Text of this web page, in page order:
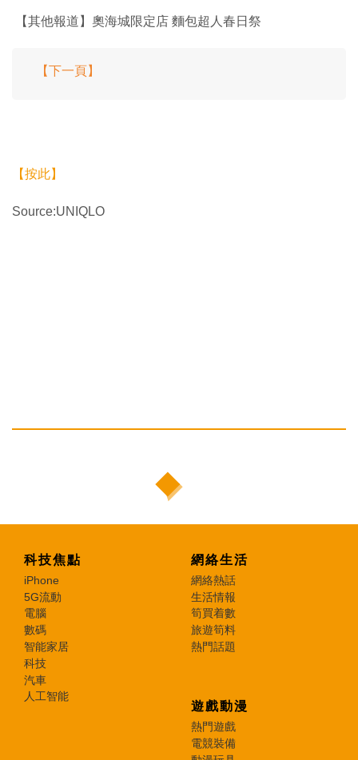
【其他報道】奧海城限定店 麵包超人春日祭
【下一頁】
【按此】
Source:UNIQLO
科技焦點
iPhone
5G流動
電腦
數碼
智能家居
科技
汽車
人工智能
網絡生活
網絡熱話
生活情報
筍買着數
旅遊筍料
熱門話題
遊戲動漫
熱門遊戲
電競裝備